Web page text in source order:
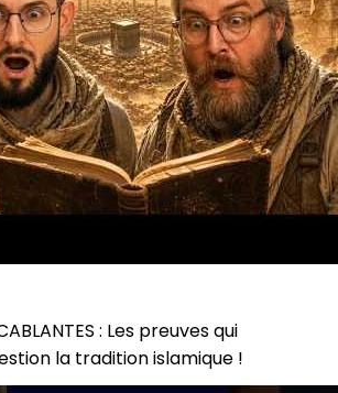
: Les preuves qui
la tradition islamique !